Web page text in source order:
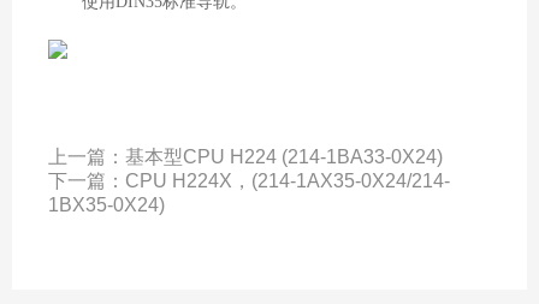
上一篇： 基本型CPU H224 (214-1BA33-0X24)
下一篇： CPU H224X，(214-1AX35-0X24/214-
1BX35-0X24)